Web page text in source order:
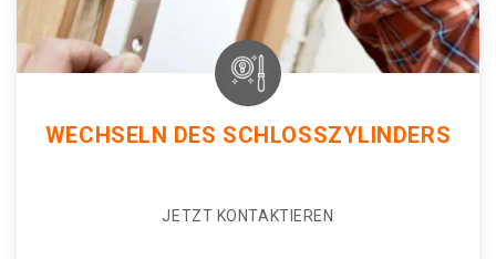
WECHSELN DES SCHLOSSZYLINDERS
JETZT KONTAKTIEREN